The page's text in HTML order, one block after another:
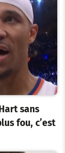
sans
fou, c’est